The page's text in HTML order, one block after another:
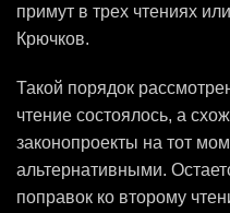
примут в трех чтениях
Крючков.
Такой порядок
чтение состоялось, а
законопроекты на тот
альтернативными.
поправок ко второму